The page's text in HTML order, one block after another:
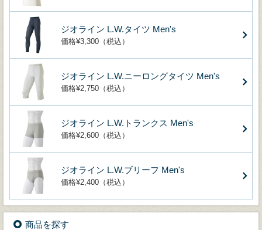
ジオライン L.W.タイツ Men's
価格¥3,300（税込）
ジオライン L.W.ニーロングタイツ Men's
価格¥2,750（税込）
ジオライン L.W.トランクス Men's
価格¥2,600（税込）
ジオライン L.W.ブリーフ Men's
価格¥2,400（税込）
商品を探す